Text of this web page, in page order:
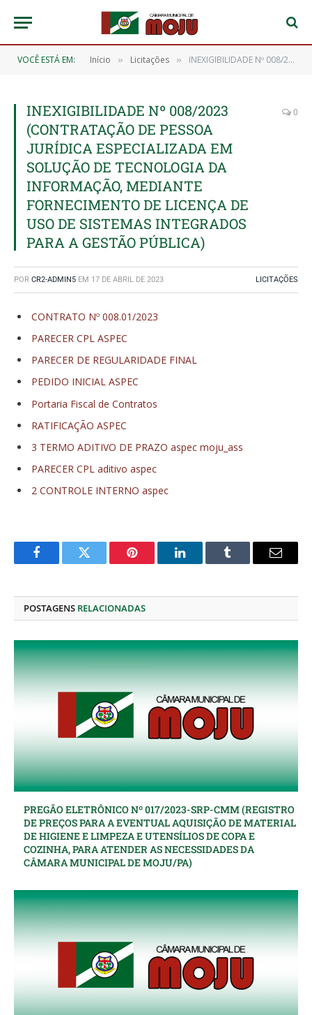
VOCÊ ESTÁ EM: Início » Licitações » INEXIGIBILIDADE Nº 008/2023 (CONTRATAÇÃO DE PESSOA JURÍDICA ESPECIALIZADA EM SOLUÇÃO DE TECNOLOGIA DA INFORMAÇÃO, MEDIANTE FORNECIMENTO DE LICENÇA DE USO DE SISTEMAS INTEGRADOS PARA A GESTÃO PÚBLICA)
INEXIGIBILIDADE Nº 008/2023
(CONTRATAÇÃO DE PESSOA
JURÍDICA ESPECIALIZADA EM
SOLUÇÃO DE TECNOLOGIA DA
INFORMAÇÃO, MEDIANTE
FORNECIMENTO DE LICENÇA DE
USO DE SISTEMAS INTEGRADOS
PARA A GESTÃO PÚBLICA)
0
POR CR2-ADMIN5 EM 17 DE ABRIL DE 2023 LICITAÇÕES
CONTRATO Nº 008.01/2023
PARECER CPL ASPEC
PARECER DE REGULARIDADE FINAL
PEDIDO INICIAL ASPEC
Portaria Fiscal de Contratos
RATIFICAÇÃO ASPEC
3 TERMO ADITIVO DE PRAZO aspec moju_ass
PARECER CPL aditivo aspec
2 CONTROLE INTERNO aspec
FacebookTwitter Pinterest O
Tumblr
E-
POSTAGENS RELACIONADAS
PREGÃO ELETRÔNICO Nº 017/2023-SRP-CMM (REGISTRO
DE PREÇOS PARA A EVENTUAL AQUISIÇÃO DE MATERIAL
DE HIGIENE E LIMPEZA E UTENSÍLIOS DE COPA E
COZINHA, PARA ATENDER AS NECESSIDADES DA
CÂMARA MUNICIPAL DE MOJU/PA)